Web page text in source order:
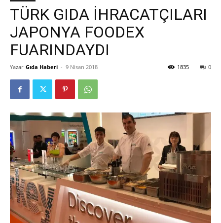
TÜRK GIDA İHRACATÇILARI
JAPONYA FOODEX
FUARINDAYDI
Yazar Gıda Haberi - 9 Nisan 2018 0
1835